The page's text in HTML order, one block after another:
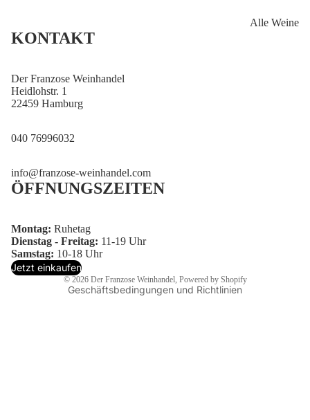
Alle Weine
KONTAKT
Der Franzose Weinhandel
Heidlohstr. 1
22459 Hamburg
040 76996032
info@franzose-weinhandel.com
ÖFFNUNGSZEITEN
Montag: Ruhetag
Dienstag - Freitag: 11-19 Uhr
Samstag: 10-18 Uhr
Jetzt einkaufen
© 2026 Der Franzose Weinhandel, Powered by Shopify
Geschäftsbedingungen und Richtlinien